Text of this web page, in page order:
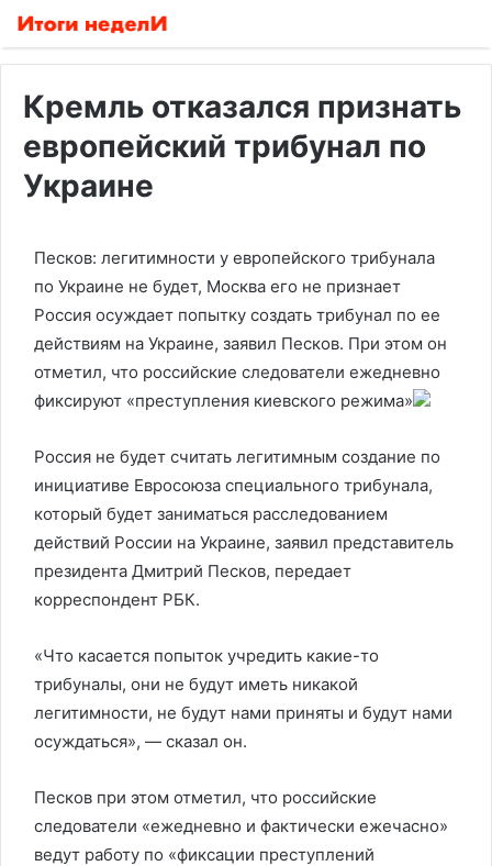
Кремль отказался признать
европейский трибунал по
Украине
Песков: легитимности у европейского трибунала
по Украине не будет, Москва его не признает
Россия осуждает попытку создать трибунал по ее
действиям на Украине, заявил Песков. При этом он
отметил, что российские следователи ежедневно
фиксируют «преступления киевского режима»
Россия не будет считать легитимным создание по
инициативе Евросоюза специального трибунала,
который будет заниматься расследованием
действий России на Украине, заявил представитель
президента Дмитрий Песков, передает
корреспондент РБК.
«Что касается попыток учредить какие-то
трибуналы, они не будут иметь никакой
легитимности, не будут нами приняты и будут нами
осуждаться», — сказал он.
Песков при этом отметил, что российские
следователи «ежедневно и фактически ежечасно»
ведут работу по «фиксации преступлений